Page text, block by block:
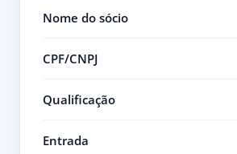
Nome do sócio
CPF/CNPJ
Qualificação
Entrada